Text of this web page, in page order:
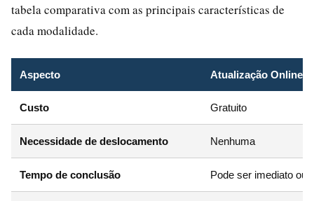
tabela comparativa com as principais características de
cada modalidade.
Aspecto Atualização Online
Custo Gratuito
Necessidade de deslocamento Nenhuma
Tempo de conclusão Pode ser imediato ou